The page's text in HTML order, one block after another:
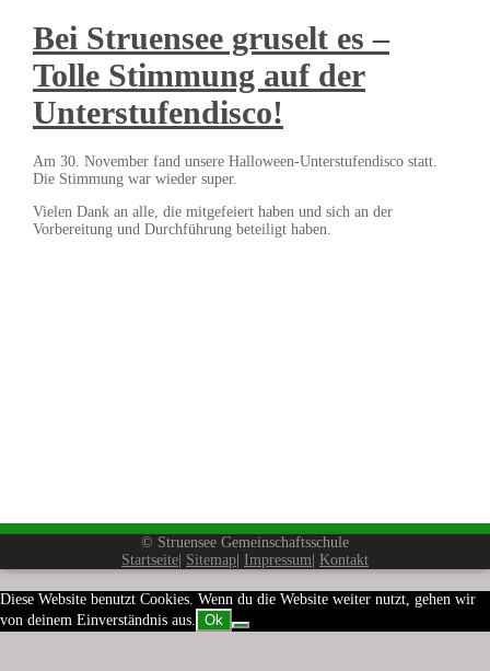
Bei Struensee gruselt es –
Tolle Stimmung auf der
Unterstufendisco!
Am 30. November fand unsere Halloween-Unterstufendisco statt.
Die Stimmung war wieder super.
Vielen Dank an alle, die mitgefeiert haben und sich an der
Vorbereitung und Durchführung beteiligt haben.
© Struensee Gemeinschaftsschule
Startseite Sitemap Impressum Kontakt
Diese Website benutzt Cookies. Wenn du die Website weiter nutzt, gehen wir
von deinem Einverständnis aus. Ok